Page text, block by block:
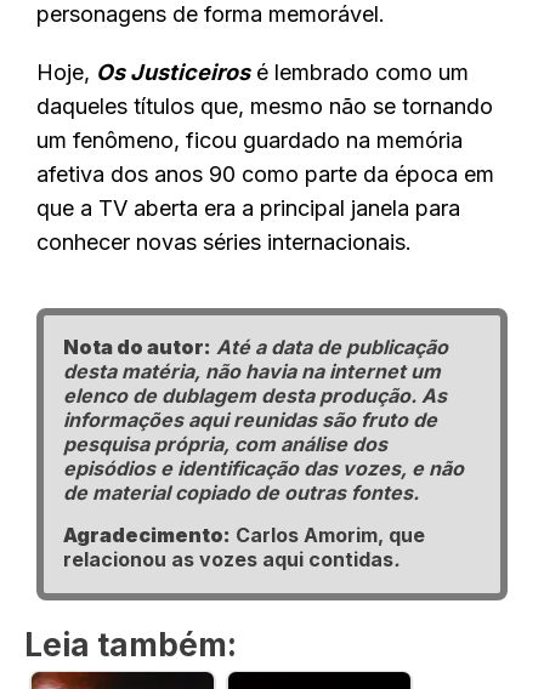
personagens de forma memorável.
Hoje, Os Justiceirosé lembrado como um
daqueles títulos que, mesmo não se tornando
um fenômeno, ficou guardado na memória
afetiva dos anos 90 como parte da época em
que a TV aberta era a principal janela para
conhecer novas séries internacionais.
Nota do autor: Até a data de publicação
desta matéria, não havia na internet um
elenco de dublagem desta produção. As
informações aqui reunidas são fruto de
pesquisa própria, com análise dos
episódios e identificação das vozes, e não
de material copiado de outras fontes.
Agradecimento: Carlos Amorim, que
relacionou as vozes aqui contidas.
Leia também: